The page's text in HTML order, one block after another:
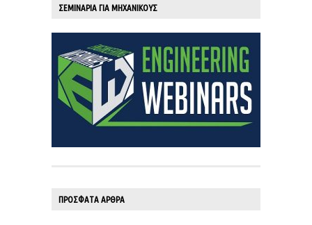
ΣΕΜΙΝΑΡΙΑ ΓΙΑ ΜΗΧΑΝΙΚΟΥΣ
ΠΡΟΣΦΑΤΑ ΑΡΘΡΑ